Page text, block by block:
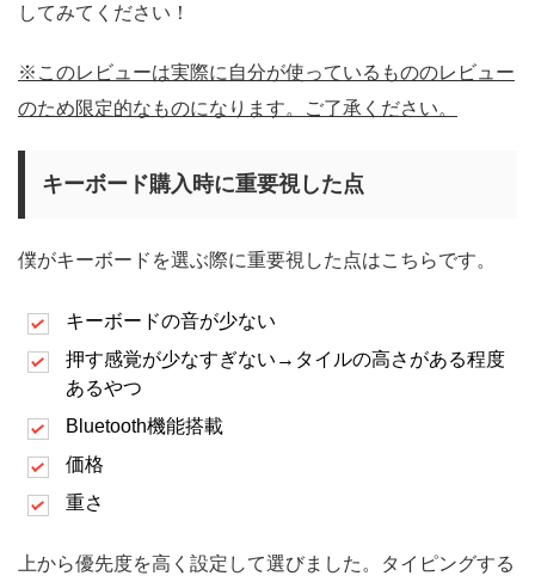
してみてください！
※このレビューは実際に自分が使っているもののレビュー
のため限定的なものになります。ご了承ください。
キーボード購入時に重要視した点
僕がキーボードを選ぶ際に重要視した点はこちらです。
キーボードの音が少ない
押す感覚が少なすぎない→タイルの高さがある程度
あるやつ
Bluetooth機能搭載
価格
重さ
上から優先度を高く設定して選びました。タイピングする